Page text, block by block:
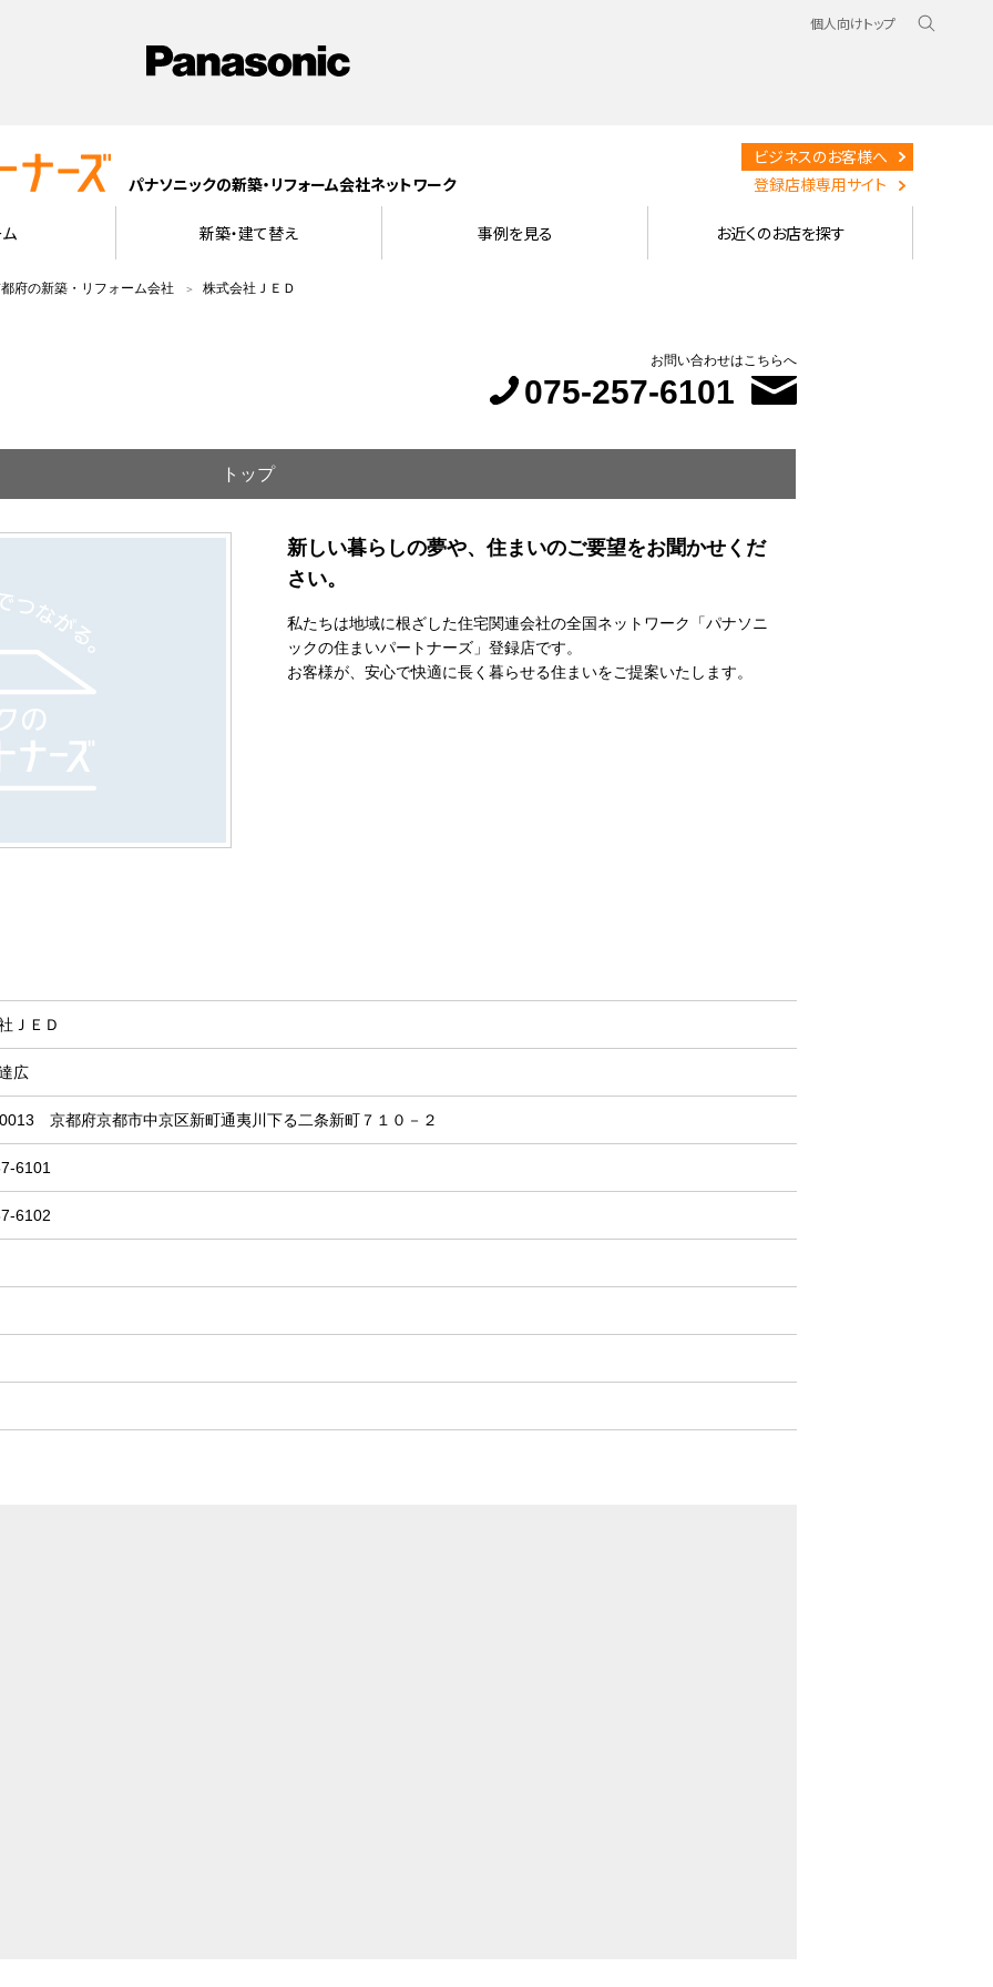
個人向けトップ
パナソニックの新築・リフォーム会社ネットワーク
ビジネスのお客様へ
登録店様専用サイト
新築・建て替え 事例を見る お近くのお店を探す
府の新築・リフォーム会社 株式会社ＪＥＤ
お問い合わせはこちらへ
075-257-6101
トップ
新しい暮らしの夢や、住まいのご要望をお聞かせくだ
さい。
私たちは地域に根ざした住宅関連会社の全国ネットワーク「パナソニ
ックの住まいパートナーズ」登録店です。
お客様が、安心で快適に長く暮らせる住まいをご提案いたします。
ＪＥＤ
広
京都府京都市中京区新町通夷川下る二条新町７１０－２
6101
6102